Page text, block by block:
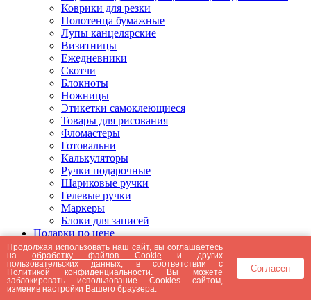
Коврики для резки
Полотенца бумажные
Лупы канцелярские
Визитницы
Ежедневники
Скотчи
Блокноты
Ножницы
Этикетки самоклеющиеся
Товары для рисования
Фломастеры
Готовальни
Калькуляторы
Ручки подарочные
Шариковые ручки
Гелевые ручки
Маркеры
Блоки для записей
Подарки по цене
Подарки от 5000 рублей
Подарки до 5000 рублей
Подарки до 3000 рублей
Подарки до 2000 рублей
Подарки до 1000 рублей
Продолжая использовать наш сайт, вы соглашаетесь
наобработку файлов Cookie и других
пользовательских данных, в соответствии с
Политикой конфиденциальности . Вы можете
заблокировать использование Cookies сайтом,
изменив настройки Вашего браузера.
Согласен